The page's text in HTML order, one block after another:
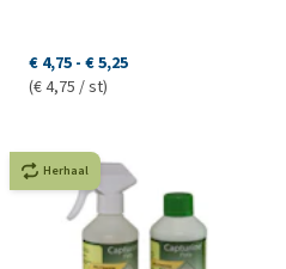
€ 4,75 - € 5,25
(€ 4,75 / st)
Herhaal